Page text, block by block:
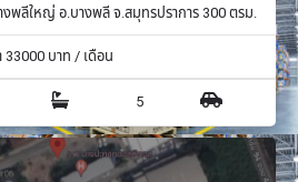
างพลีใหญ่ อ.บางพลี จ.สมุทรปราการ 300 ตรม.
33000 บาท / เดือน
5